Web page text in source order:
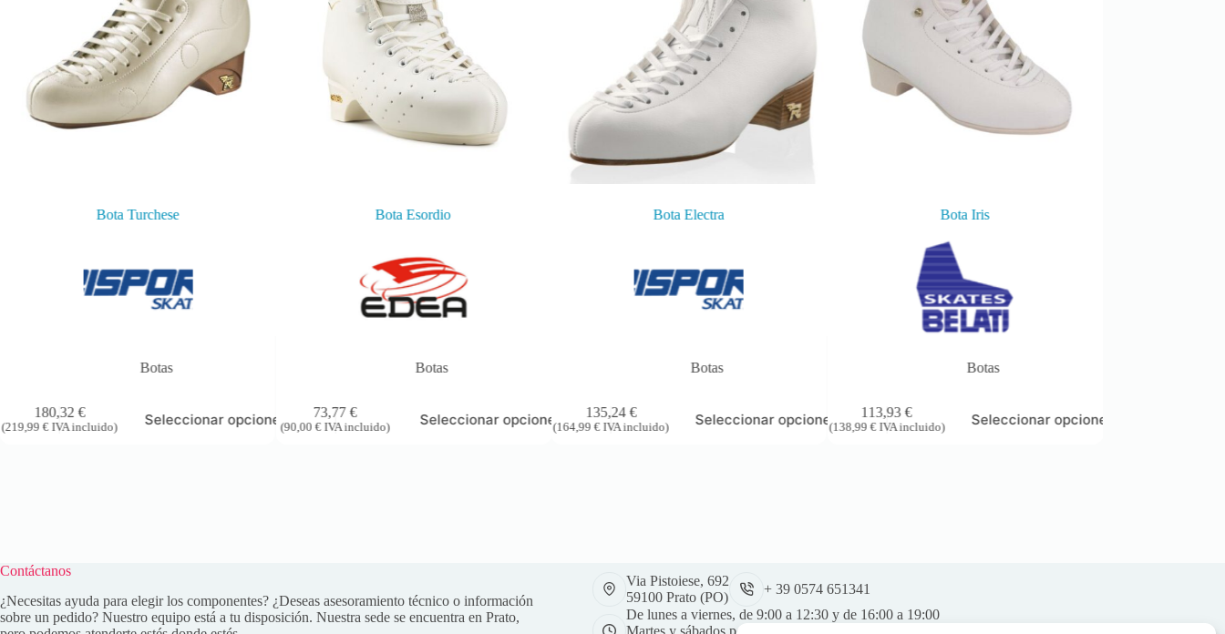
Bota Turchese
Botas
180,32€
(219,99€ IVA incluido) Seleccionar opciones
Bota Esordio
Botas
73,77€
(90,00€IVA incluido) Seleccionar opciones
Bota Electra
Botas
135,24€
(164,99€IVA incluido) Seleccionar opciones
Bota Iris
Botas
113,93€
(138,99€IVA incluido) Seleccionar opciones
Contáctanos
¿Necesitas ayuda para elegir los componentes? ¿Deseas asesoramiento técnico o información
sobre un pedido? Nuestro equipo está a tu disposición. Nuestra sede se encuentra en Prato,
Via Pistoiese, 692
59100 Prato (PO)
+ 39 0574 651341
De lunes a viernes, de 9:00 a 12:30 y de 16:00 a 19:00
Martes y sábados por la tarde cerrado.